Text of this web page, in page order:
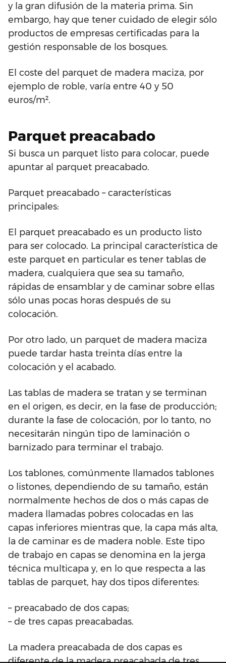
y la gran difusión de la materia prima. Sin
embargo, hay que tener cuidado de elegir sólo
productos de empresas certificadas para la
gestión responsable de los bosques.
El coste del parquet de madera maciza, por
ejemplo de roble, varía entre 40 y 50
euros/m².
Parquet preacabado
Si busca un parquet listo para colocar, puede
apuntar al parquet preacabado.
Parquet preacabado – características
principales:
El parquet preacabado es un producto listo
para ser colocado. La principal característica de
este parquet en particular es tener tablas de
madera, cualquiera que sea su tamaño,
rápidas de ensamblar y de caminar sobre ellas
sólo unas pocas horas después de su
colocación.
Por otro lado, un parquet de madera maciza
puede tardar hasta treinta días entre la
colocación y el acabado.
Las tablas de madera se tratan y se terminan
en el origen, es decir, en la fase de producción;
durante la fase de colocación, por lo tanto, no
necesitarán ningún tipo de laminación o
barnizado para terminar el trabajo.
Los tablones, comúnmente llamados tablones
o listones, dependiendo de su tamaño, están
normalmente hechos de dos o más capas de
madera llamadas pobres colocadas en las
capas inferiores mientras que, la capa más alta,
la de caminar es de madera noble. Este tipo
de trabajo en capas se denomina en la jerga
técnica multicapa y, en lo que respecta a las
tablas de parquet, hay dos tipos diferentes:
– preacabado de dos capas;
– de tres capas preacabadas.
La madera preacabada de dos capas es